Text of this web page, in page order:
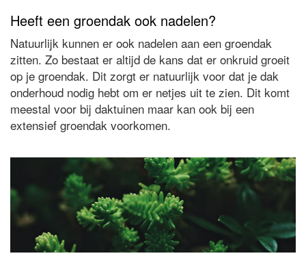
Heeft een groendak ook nadelen?
Natuurlijk kunnen er ook nadelen aan een groendak
zitten. Zo bestaat er altijd de kans dat er onkruid groeit
op je groendak. Dit zorgt er natuurlijk voor dat je dak
onderhoud nodig hebt om er netjes uit te zien. Dit komt
meestal voor bij daktuinen maar kan ook bij een
extensief groendak voorkomen.